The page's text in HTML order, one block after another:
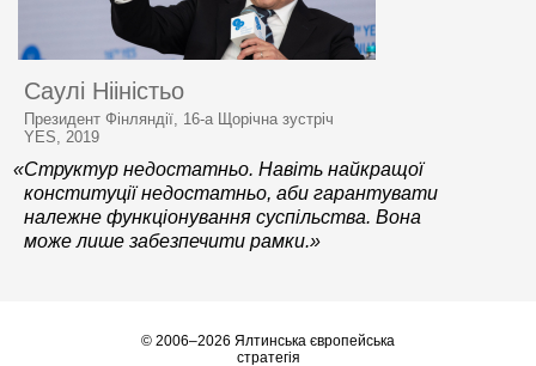
Саулі Нііністьо
Президент Фінляндії, 16-а Щорічна зустріч
YES, 2019
«Структур недостатньо. Навіть найкращої
конституції недостатньо, аби гарантувати
належне функціонування суспільства. Вона
може лише забезпечити рамки.»
© 2006–2026 Ялтинська європейська
стратегія